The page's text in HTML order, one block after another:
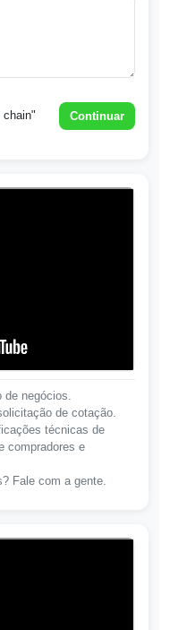
chain"
Continuar
de negócios.
de cotação.
técnicas de
compradores e
Fale com a gente.